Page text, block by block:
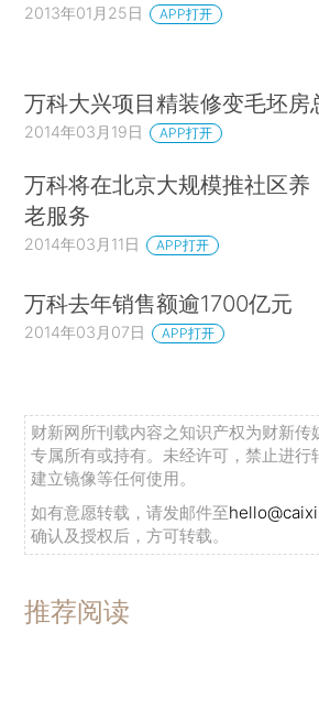
2013年01月25日 APP打开
万科大兴项目精装修变毛坯房
2014年03月19日 APP打开
万科将在北京大规模推社区养
老服务
2014年03月11日 APP打开
万科去年销售额逾1700亿元
2014年03月07日 APP打开
财新网所刊载内容之知识产权为财新传
专属所有或持有。未经许可，禁止进行
建立镜像等任何使用。
如有意愿转载，请发邮件至
确认及授权后，方可转载。
推荐阅读